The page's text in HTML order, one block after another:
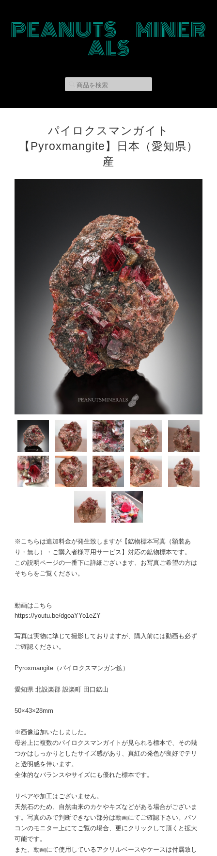
PEANUTS MINER
ALS
パイロクスマンガイト
【Pyroxmangite】日本（愛知県）
産
※こちらは追加料金が発生致しますが【鉱物標本写真（額装あ
り・無し）・ご購入者様専用サービス】対応の鉱物標本です。
この説明ページの一番下に詳細ございます、お写真ご希望の方は
そちらをご覧ください。
動画はこちら
https://youtu.be/dgoaYYo1eZY
写真は実物に準じて撮影しておりますが、購入前には動画も必ず
ご確認ください。
Pyroxmangite（パイロクスマンガン鉱）
愛知県 北設楽郡 設楽町 田口鉱山
50×43×28mm
※画像追加いたしました。
母岩上に複数のパイロクスマンガイトが見られる標本で、その幾
つかはしっかりとしたサイズ感があり、真紅の発色が良好でテリ
と透明感を伴います。
全体的なバランスやサイズにも優れた標本です。
リペアや加工はございません。
天然石のため、自然由来のカケやキズなどがある場合がございま
す。写真のみで判断できない部分は動画にてご確認下さい。パソ
コンのモニター上にてご覧の場合、更にクリックして頂くと拡大
可能です。
また、動画にて使用しているアクリルベースやケースは付属致し